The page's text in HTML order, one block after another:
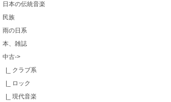
日本の伝統音楽
民族
雨の日系
本、雑誌
中古->
|_ クラブ系
|_ ロック
|_ 現代音楽